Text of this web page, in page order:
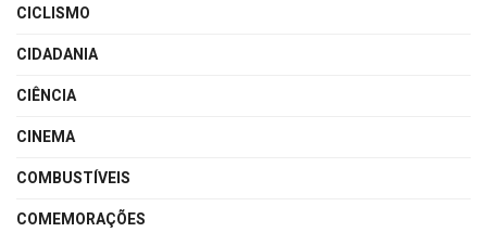
CICLISMO
CIDADANIA
CIÊNCIA
CINEMA
COMBUSTÍVEIS
COMEMORAÇÕES